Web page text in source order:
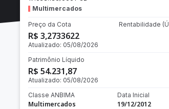
Multimercados
Preço da Cota
R$ 3,2733622
Atualizado: 05/08/2026
Rentabilidade
Patrimônio Líquido
R$ 54.231,87
Atualizado: 05/08/2026
Classe ANBIMA
Multimercados
Data Inicial
19/12/2012